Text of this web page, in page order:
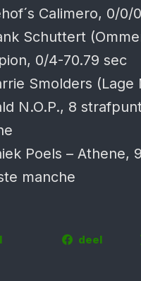
Calimero, 0/0/
Schuttert
0/4-70.79 sec
Smolders (Lage
N.O.P., 8
Poels – Athene,
manche
deel